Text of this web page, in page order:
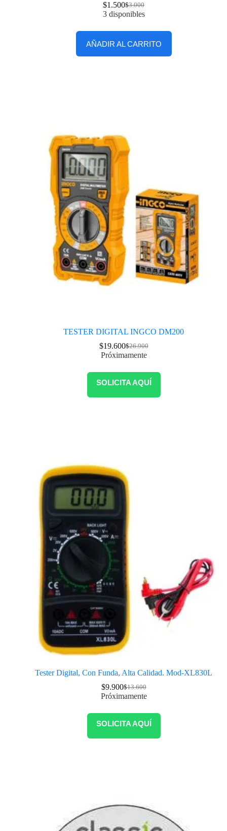
$3.000
$1.500
3 disponibles
AÑADIR AL CARRITO
TESTER DIGITAL INGCO DM200
$26.900
$19.600
Próximamente
SOLICITA AQUÍ
Tester Digital, Con Funda, Alta Calidad. Mod-XL830L
$13.600
$9.900
Próximamente
SOLICITA AQUÍ